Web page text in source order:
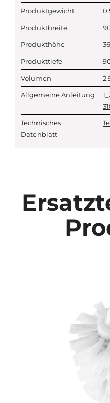
Produktgewicht
Produktbreite
Produkthöhe
Produkttiefe
Volumen
Allgemeine Anleitung
Technisches
Datenblatt